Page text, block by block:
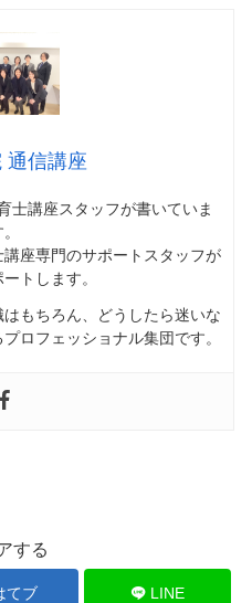
通信講座
士講座スタッフが書いていま
講座専門のサポートスタッフが
トします。
もちろん、どうしたら迷いな
ロフェッショナル集団です。
する
てブ LINE